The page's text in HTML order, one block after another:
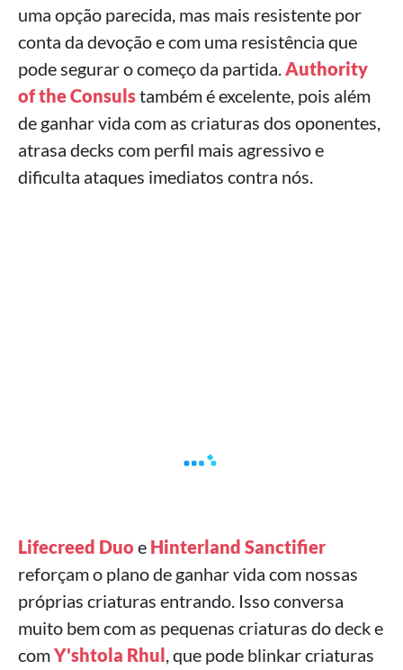
uma opção parecida, mas mais resistente por
conta da devoção e com uma resistência que
pode segurar o começo da partida.Authority
of the Consulstambém é excelente, pois além
de ganhar vida com as criaturas dos oponentes,
atrasa decks com perfil mais agressivo e
dificulta ataques imediatos contra nós.
Lifecreed Duo e Hinterland Sanctifier
reforçam o plano de ganhar vida com nossas
próprias criaturas entrando. Isso conversa
muito bem com as pequenas criaturas do deck e
comY'shtola Rhul, que pode blinkar criaturas